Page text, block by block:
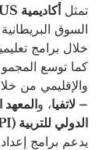
تمثل أكاديمية OUS لندن
السوق
خلال برامج
كما توسع
والإقليمي من
– لاتفيا، والمعهد
الدولي للتربية (KUIPI)
يدعم برامج